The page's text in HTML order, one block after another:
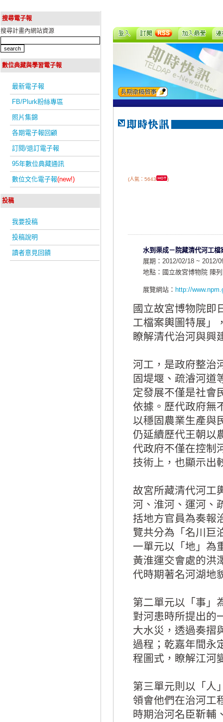
搜尋電子報
搜尋計畫內網站資源
數位典藏與學習電子報
最新電子報
FB/Plurk粉絲專區
照片集錦
各期電子報回顧
訂閱/退訂電子報
95年數位典藏通訊
數位文化電子報(new!)
投稿
我要投稿
投稿說明
讀者意見回饋
(人氣：5643 )
水到渠成－院藏清代河工檔
展期：2012/02/18 ~ 2012/
地點：國立故宮博物院 陳
展覽網站： http://
國立故宮博物院即
工檔案輿圖特展」
瞭解清代治河與興
河工，是政府整治
固堤堰、疏濬河道
定發展不僅是社會
依據。歷代政府無
以穩固農業生產與
仍延續歷代王朝以
代政府不僅在控制
技術上，也顯示出
故宮所藏清代河工
河、淮河、運河、
括地方官員為奏報
覽共分為「名川巨
一單元以「地」為
黃淮運交會處的洪
代時期著名河湖地
第二單元以「事」
對河患時所提出的
大水災，透過奏摺
過程；乾嘉年間永
程圖式，瞭解江河
第三單元則以「人
領會他們在治河工
時期治河名臣靳輔